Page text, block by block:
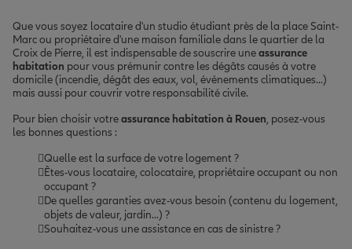
Que vous soyez locataire d'un studio étudiant près de la place Saint-
Marc ou propriétaire d'une maison familiale dans le quartier de la
Croix de Pierre, il est indispensable de souscrire uneassurance
habitation pour vous prémunir contre les dégâts causés à votre
domicile (incendie, dégât des eaux, vol, événements climatiques...)
mais aussi pour couvrir votre responsabilité civile.
Pour bien choisir votreassurance habitation à Rouen, posez-vous
les bonnes questions :
Quelle est la surface de votre logement ?
Êtes-vous locataire, colocataire, propriétaire occupant ou non
occupant ?
De quelles garanties avez-vous besoin (contenu du logement,
objets de valeur, jardin...) ?
Souhaitez-vous une assistance en cas de sinistre ?